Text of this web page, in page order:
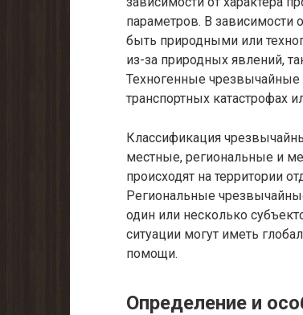
параметров. В зависимости
быть природными или
из-за природных явлений,
Техногенные
транспортных катастрофах
Классификация
местные, региональные и
происходят на территории
Региональные
один или несколько
ситуации могут иметь
помощи.
Определение и